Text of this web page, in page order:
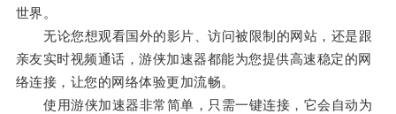
世界。
无论您想观看国外的影片、访问被限制的网站，还是跟
亲友实时视频通话，游侠加速器都能为您提供高速稳定的网
络连接，让您的网络体验更加流畅。
使用游侠加速器非常简单，只需一键连接，它会自动为